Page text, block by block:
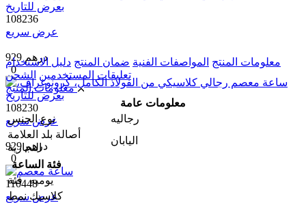
108236
عرض سريع
929 درهم
0
108230
عرض سريع
929 درهم
0
110448
عرض سريع
معلومات المنتج المواصفات الفنية ضمان المنتج دليل الاستخدام
تعليقات المستخدمين الشحن
معلومات المنتج
معلومات عامة
نوع الجنس
رجالیه
أصالة بلد العلامة
التجارية
اليابان
فئة الساعة
فئة يومیه
نمط كلاسيك